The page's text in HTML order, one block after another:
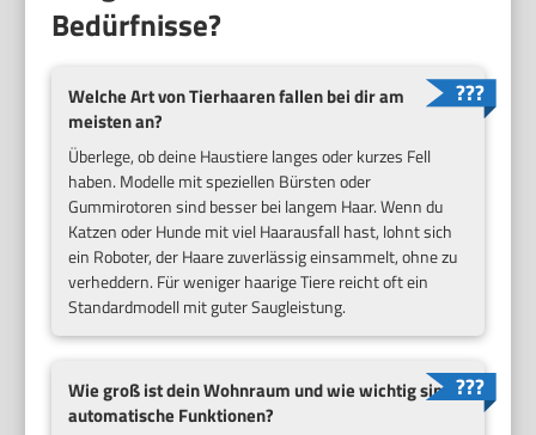
Bedürfnisse?
Welche Art von Tierhaaren fallen bei dir am
meisten an?
Überlege, ob deine Haustiere langes oder kurzes Fell
haben. Modelle mit speziellen Bürsten oder
Gummirotoren sind besser bei langem Haar. Wenn du
Katzen oder Hunde mit viel Haarausfall hast, lohnt sich
ein Roboter, der Haare zuverlässig einsammelt, ohne zu
verheddern. Für weniger haarige Tiere reicht oft ein
Standardmodell mit guter Saugleistung.
Wie groß ist dein Wohnraum und wie wichtig sind
automatische Funktionen?